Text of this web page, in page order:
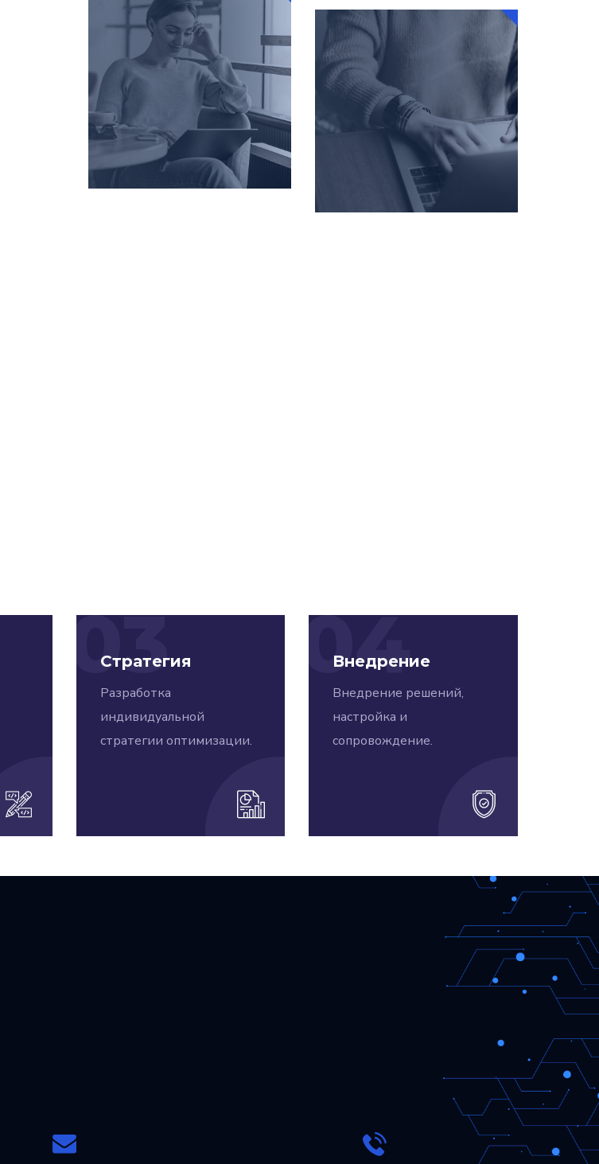
03
Стратегия
Разработка
индивидуальной
стратегии оптимизации.
04
Внедрение
Внедрение решений,
настройка и
сопровождение.